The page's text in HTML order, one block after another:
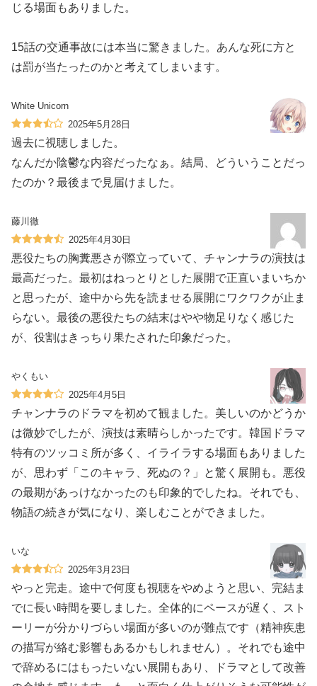
じる場面もありました。
15話の交通事故には本当に驚きました。あんな死に方と
は罰が当たったのかと考えてしまいます。
White Unicorn
2025年5月28日
過去に視聴しました。
なんだか陰鬱な内容だったなぁ。結局、どういうことだっ
たのか？最後まで見届けました。
藤川徹
2025年4月30日
悪役たちの胸糞悪さが際立っていて、チャンナラの演技は
最高だった。最初はねっとりとした展開で正直いまいちか
と思ったが、途中から先を読ませる展開にワクワクが止ま
らない。最後の悪役たちの結末はやや物足りなく感じた
が、役割はきっちり果たされた印象だった。
やくもい
2025年4月5日
チャンナラのドラマを初めて観ました。美しいのかどうか
は微妙でしたが、演技は素晴らしかったです。韓国ドラマ
特有のツッコミ所が多く、イライラする場面もありました
が、思わず「このキャラ、死ぬの？」と驚く展開も。悪役
の最期があっけなかったのも印象的でしたね。それでも、
物語の続きが気になり、楽しむことができました。
いな
2025年3月23日
やっと完走。途中で何度も視聴をやめようと思い、完結ま
でに長い時間を要しました。全体的にペースが遅く、スト
ーリーが分かりづらい場面が多いのが難点です（精神疾患
の描写が絡む影響もあるかもしれません）。それでも途中
で辞めるにはもったいない展開もあり、ドラマとして改善